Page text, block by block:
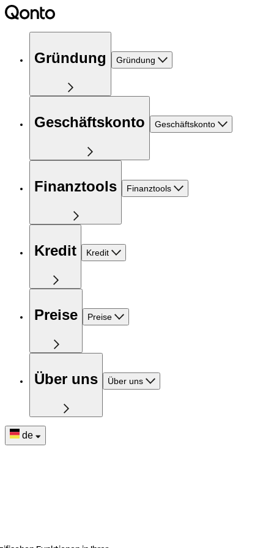
Gründung Gründung
Geschäftskonto Geschäftskonto
Finanztools Finanztools
Kredit Kredit
Preise Preise
Über uns Über uns
de